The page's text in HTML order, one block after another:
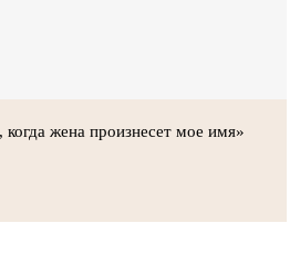
жена произнесет мое имя»